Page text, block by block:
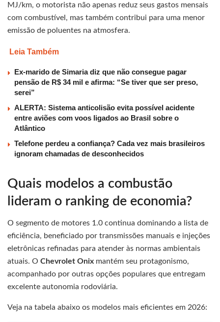
MJ/km, o motorista não apenas reduz seus gastos mensais
com combustível, mas também contribui para uma menor
emissão de poluentes na atmosfera.
Leia Também
Ex-marido de Simaria diz que não consegue pagar
pensão de R$ 34 mil e afirma: “Se tiver que ser preso,
serei”
ALERTA: Sistema anticolisão evita possível acidente
entre aviões com voos ligados ao Brasil sobre o
Atlântico
Telefone perdeu a confiança? Cada vez mais brasileiros
ignoram chamadas de desconhecidos
Quais modelos a combustão
lideram o ranking de economia?
O segmento de motores 1.0 continua dominando a lista de
eficiência, beneficiado por transmissões manuais e injeções
eletrônicas refinadas para atender às normas ambientais
atuais. O Chevrolet Onix mantém seu protagonismo,
acompanhado por outras opções populares que entregam
excelente autonomia rodoviária.
Veja na tabela abaixo os modelos mais eficientes em 2026: